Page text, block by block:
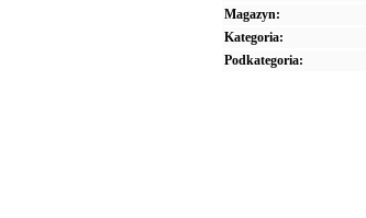
Magazyn:
Kategoria:
Podkategoria: